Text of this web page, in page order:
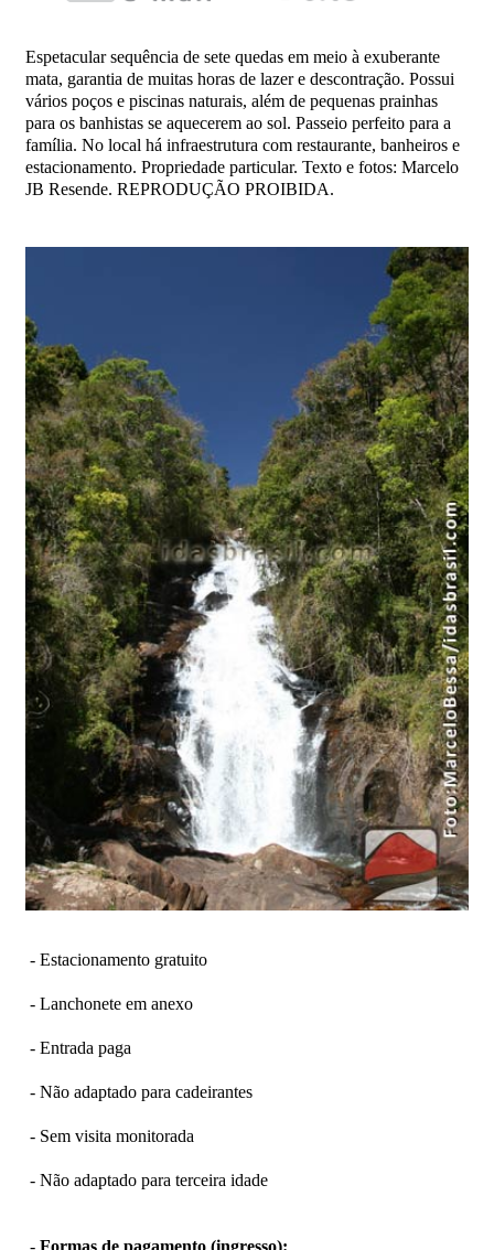
Espetacular sequência de sete quedas em meio à exuberante
mata, garantia de muitas horas de lazer e descontração. Possui
vários poços e piscinas naturais, além de pequenas prainhas
para os banhistas se aquecerem ao sol. Passeio perfeito para a
família. No local há infraestrutura com restaurante, banheiros e
estacionamento. Propriedade particular. Texto e fotos: Marcelo
JB Resende. REPRODUÇÃO PROIBIDA.
- Estacionamento gratuito
- Lanchonete em anexo
- Entrada paga
- Não adaptado para cadeirantes
- Sem visita monitorada
- Não adaptado para terceira idade